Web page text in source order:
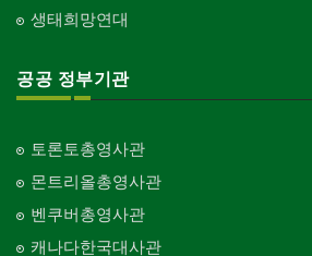
생태희망연대
공공 정부기관
토론토총영사관
몬트리올총영사관
벤쿠버총영사관
캐나다한국대사관